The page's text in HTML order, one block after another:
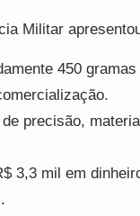
Militar
450
precisão,
3,3 mil em